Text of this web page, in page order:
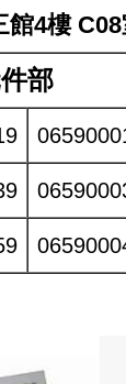
館4樓
部